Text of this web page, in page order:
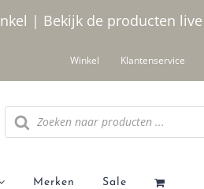
| Bekijk de producten
Winkel Klantenservice
Producten zoeken
Merken Sale